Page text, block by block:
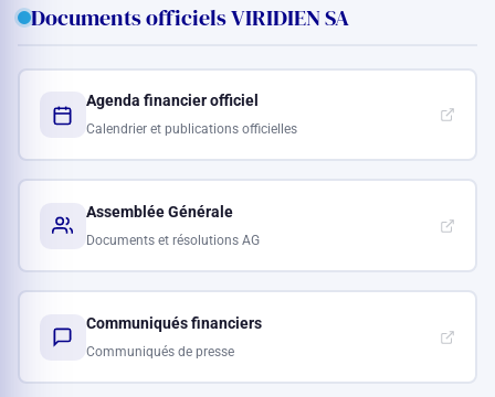
Documents officiels VIRIDIEN SA
Agenda financier officiel
Calendrier et publications officielles
Assemblée Générale
Documents et résolutions AG
Communiqués financiers
Communiqués de presse